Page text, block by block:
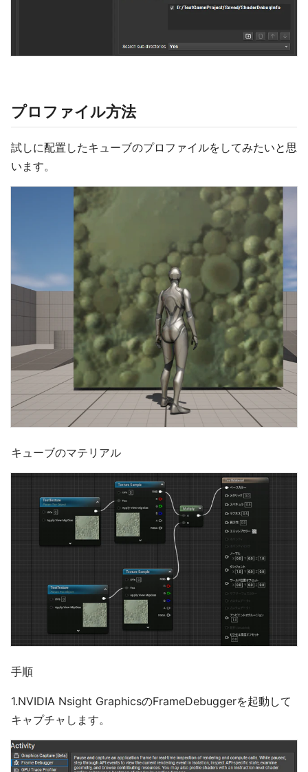
プロファイル方法
試しに配置したキューブのプロファイルをしてみたいと思
います。
キューブのマテリアル
手順
​1.NVIDI​A Nsight GraphicsのFrameDebuggerを起動して
キャプチャします。